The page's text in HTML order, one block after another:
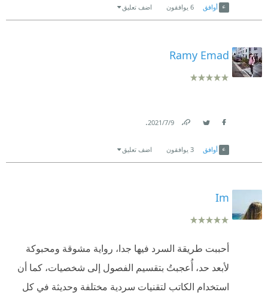
أوافق 6 يوافقون اضف تعليق
Ramy Emad
9‏/7‏/2021
.
أوافق 3 يوافقون اضف تعليق
Im
أحببت طريقة السرد فيها جدا، رواية مشوقة ومحبوكة
لأبعد حد، أُعجبتُ بتقسيم الفصول إلى شخصيات، كما أن
استخدام الكاتب لتقنيات سردية مختلفة وحديثة في كل